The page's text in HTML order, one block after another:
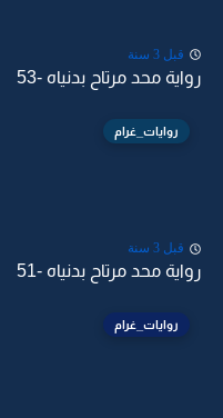
قبل 3 سنة
رواية محد مرتاح بدنياه -53
روايات_غرام
قبل 3 سنة
رواية محد مرتاح بدنياه -51
روايات_غرام